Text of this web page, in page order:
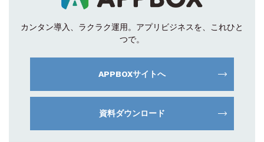
カンタン導入、ラクラク運用。 アプリビジネスを、これひと
つで。
APPBOXサイトへ
資料ダウンロード